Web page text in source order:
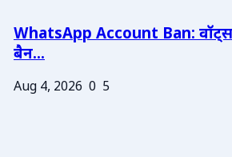
WhatsApp Account Ban:
बैन...
Aug 4, 2026 0 5